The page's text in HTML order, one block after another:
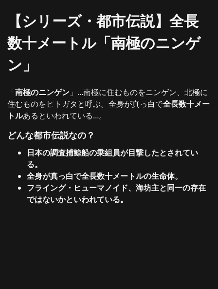
【シリーズ・都市伝説】全長
数十メートル「南極のニンゲ
ン」
「南極のニンゲン 」…南極に住むものをニンゲン、北極に
住むものをヒトガタと呼ぶ。全身が真っ白で全長数十メー
トルあるといわれている…。
どんな都市伝説なの？
日本の調査捕鯨船の乗組員が目撃したとされてい
る。
全身が真っ白で全長数十メートルの生命体。
フライング・ヒューマノイド、海坊主と同一の存在
ではないかといわれている。